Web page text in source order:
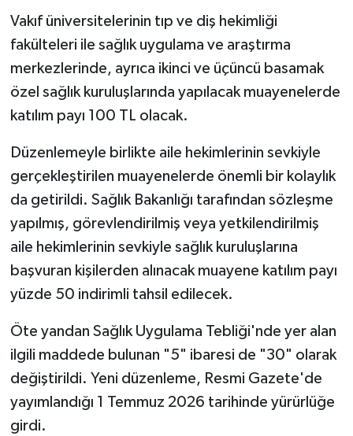
Vakıf üniversitelerinin tıp ve diş hekimliği
fakülteleri ile sağlık uygulama ve araştırma
merkezlerinde, ayrıca ikinci ve üçüncü basamak
özel sağlık kuruluşlarında yapılacak muayenelerde
katılım payı 100 TL olacak.
Düzenlemeyle birlikte aile hekimlerinin sevkiyle
gerçekleştirilen muayenelerde önemli bir kolaylık
da getirildi. Sağlık Bakanlığı tarafından sözleşme
yapılmış, görevlendirilmiş veya yetkilendirilmiş
aile hekimlerinin sevkiyle sağlık kuruluşlarına
başvuran kişilerden alınacak muayene katılım payı
yüzde 50 indirimli tahsil edilecek.
Öte yandan Sağlık Uygulama Tebliği'nde yer alan
ilgili maddede bulunan "5" ibaresi de "30" olarak
değiştirildi. Yeni düzenleme, Resmi Gazete'de
yayımlandığı 1 Temmuz 2026 tarihinde yürürlüğe
girdi.